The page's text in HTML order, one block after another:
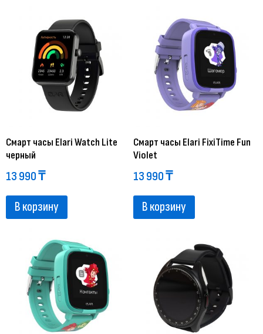
Смарт часы Elari Watch Lite
черный
13 990₸
В корзину
Смарт часы Elari FixiTime Fun
Violet
13 990₸
В корзину